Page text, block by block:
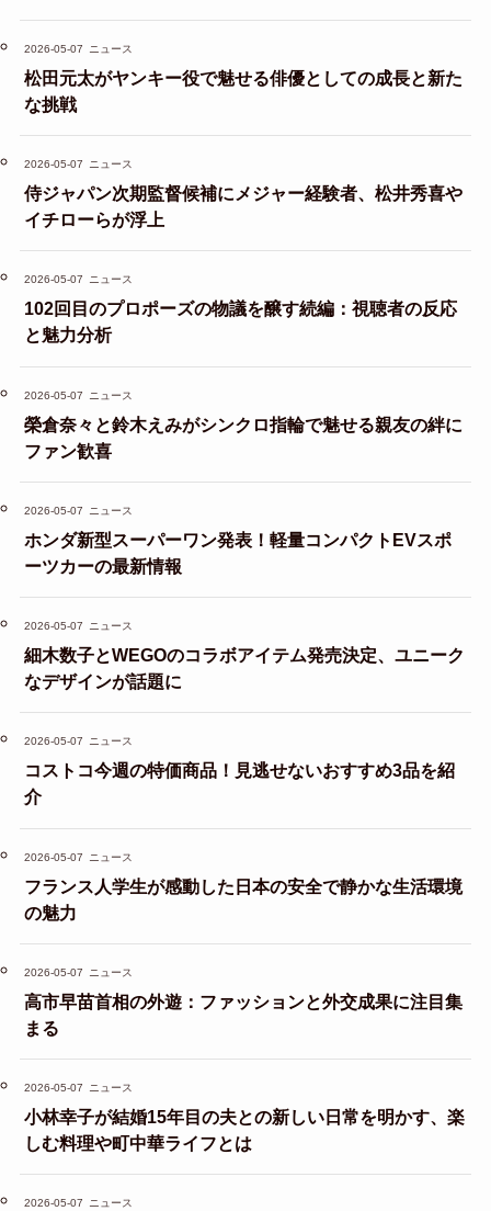
2026-05-07 ニュース
松田元太がヤンキー役で魅せる俳優としての成長と新た
な挑戦
2026-05-07 ニュース
侍ジャパン次期監督候補にメジャー経験者、松井秀喜や
イチローらが浮上
2026-05-07 ニュース
102回目のプロポーズの物議を醸す続編：視聴者の反応
と魅力分析
2026-05-07 ニュース
榮倉奈々と鈴木えみがシンクロ指輪で魅せる親友の絆に
ファン歓喜
2026-05-07 ニュース
ホンダ新型スーパーワン発表！軽量コンパクトEVスポ
ーツカーの最新情報
2026-05-07 ニュース
細木数子とWEGOのコラボアイテム発売決定、ユニーク
なデザインが話題に
2026-05-07 ニュース
コストコ今週の特価商品！見逃せないおすすめ3品を紹
介
2026-05-07 ニュース
フランス人学生が感動した日本の安全で静かな生活環境
の魅力
2026-05-07 ニュース
高市早苗首相の外遊：ファッションと外交成果に注目集
まる
2026-05-07 ニュース
小林幸子が結婚15年目の夫との新しい日常を明かす、楽
しむ料理や町中華ライフとは
2026-05-07 ニュース